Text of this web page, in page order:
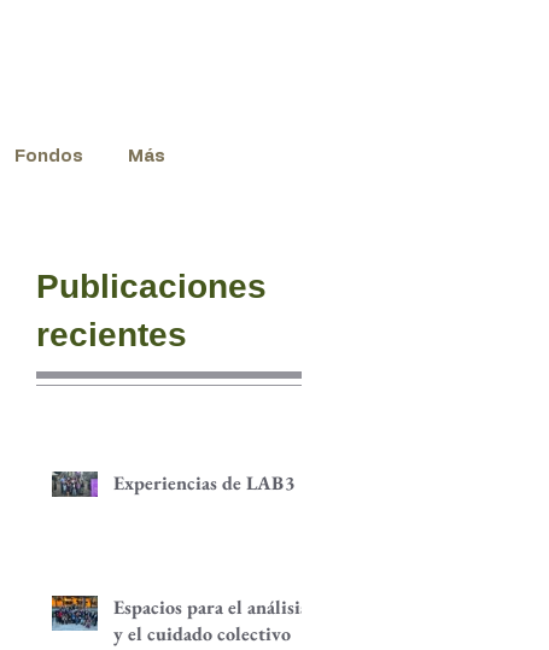
Fondos Más
Publicaciones
recientes
Experiencias de LAB3
Espacios para el análisis
y el cuidado colectivo